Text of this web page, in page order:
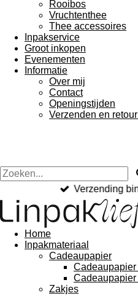
Rooibos
Vruchtenthee
Thee accessoires
Inpakservice
Groot inkopen
Evenementen
Informatie
Over mij
Contact
Openingstijden
Verzenden en
Verzending
Home
Inpakmateriaal
Cadeaupapier
Cadeaupapier
Cadeaupapier
Zakjes